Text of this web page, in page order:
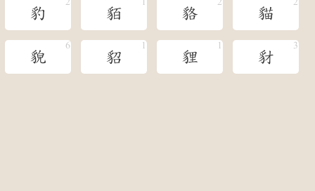
豹 貊 貉 貓
貌 貂 貍 豺